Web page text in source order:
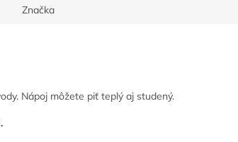
Značka
Nápoj môžete piť teplý aj studený.